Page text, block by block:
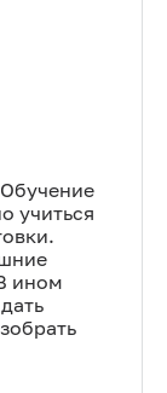
учиться
ином